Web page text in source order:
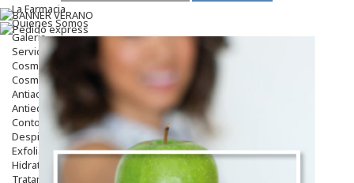
La Farmacia
Quienes Somos
Galeria
Servicios
Cosmética
Cosmética Facial
Antiacné
Antiedad
Contorno De Ojos
Despigmentantes
Exfoliantes
Hidratantes
Tratamientos De Noche